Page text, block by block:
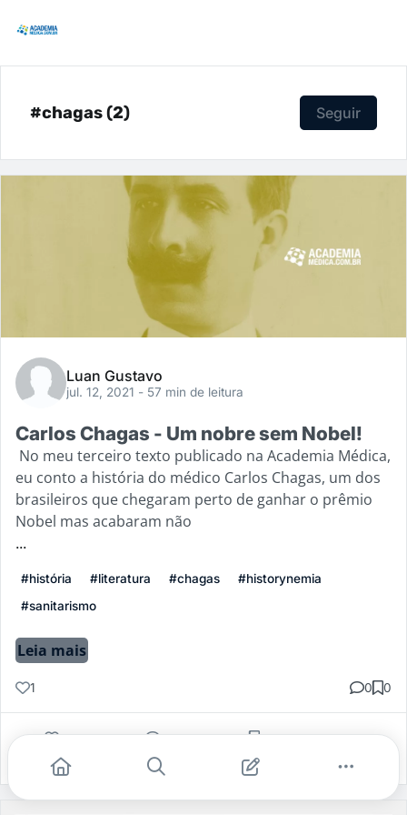
#chagas (2) Seguir
Luan Gustavo
jul. 12, 2021 - 57 min de leitura
Carlos Chagas - Um nobre sem Nobel!
No meu terceiro texto publicado na Academia Médica,
eu conto a história do médico Carlos Chagas, um dos
brasileiros que chegaram perto de ganhar o prêmio
Nobel mas acabaram não
...
#história #literatura #chagas
#historynemia
#sanitarismo
Leia mais
1 0 0
Gostei Comentar Salvar